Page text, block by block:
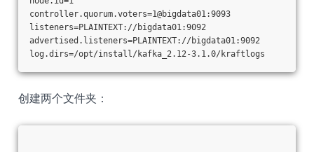
controller.quorum.voters=1@bigdata01:9093
listeners=PLAINTEXT://bigdata01:9092
advertised.listeners=PLAINTEXT://bigdata01:9092
log.dirs=/opt/install/kafka_2.12-3.1.0/kraftlogs
创建两个文件夹：